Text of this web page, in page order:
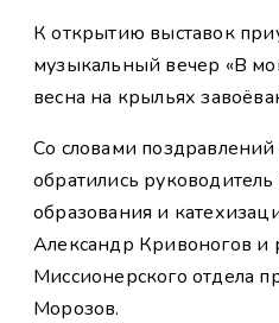
К открытию выставок
музыкальный вечер «В
весна на крыльях
Со словами
обратились
образования и
Александр Кривоногов и
Миссионерского отдела
Морозов.